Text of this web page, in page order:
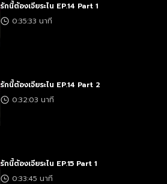
รักนี้ต้องเจียระไน EP.14 Part 1
0:35:33 นาที
รักนี้ต้องเจียระไน EP.14 Part 2
0:32:03 นาที
รักนี้ต้องเจียระไน EP.15 Part 1
0:33:45 นาที